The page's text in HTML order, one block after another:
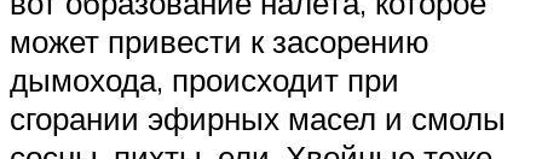
может привести к засорению
дымохода, происходит при
сгорании эфирных масел и смолы